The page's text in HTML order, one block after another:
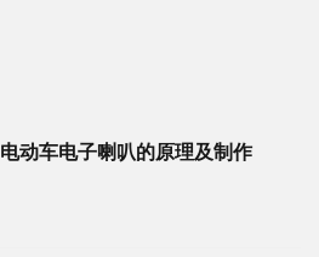
动车电子喇叭的原理及制作